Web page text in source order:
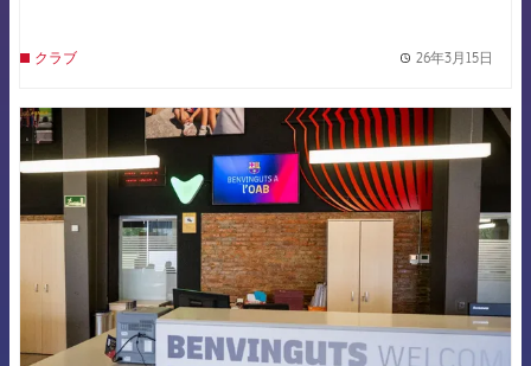
クラブ 26年3月15日
FCB Barcelona badge